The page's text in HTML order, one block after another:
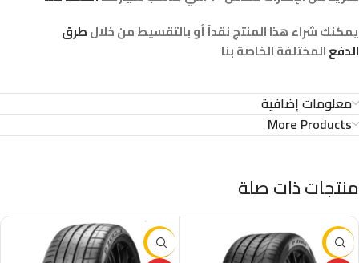
يمكنك شراء هذا المنتج نقداً أو بالتقسيط من خلالطرق
الدفعالمختلفة الخاصة بنا
معلومات إضافية
More Products
منتجات ذات صلة
-37%
-16%